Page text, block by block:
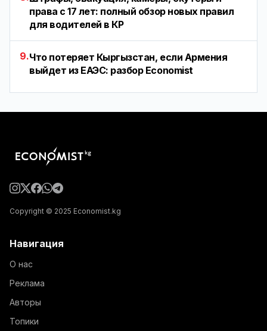
права с 17 лет: полный обзор новых правил
для водителей в КР
9.Что потеряет Кыргызстан, если Армения
выйдет из ЕАЭС: разбор Economist
Copyright © 2025 Economist.kg
Навигация
О нас
Реклама
Авторы
Топики